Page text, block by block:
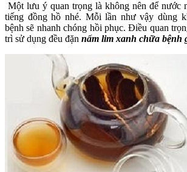
Một lưu ý quan trọng là không nên để nước
tiếng đồng hồ nhé. Mỗi lần như vậy dùng
bệnh sẽ nhanh chóng hồi phục. Điều quan
trì sử dụng đều đặn nấm lim xanh chữa bệnh